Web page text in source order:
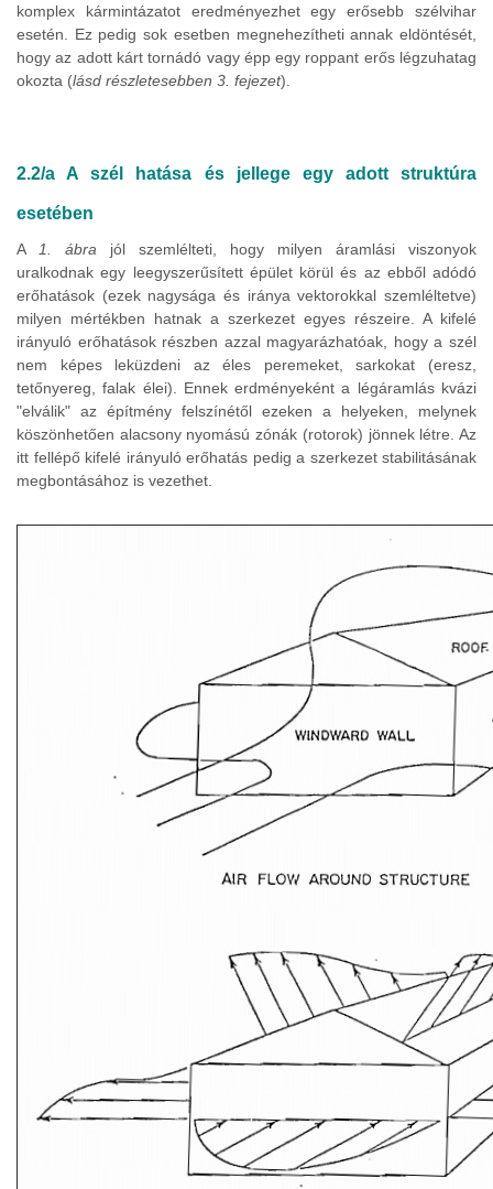
komplex kármintázatot eredményezhet egy erősebb szélvihar
esetén. Ez pedig sok esetben megnehezítheti annak eldöntését,
hogy az adott kárt tornádó vagy épp egy roppant erős légzuhatag
okozta (lásd részletesebben 3. fejezet).
2.2/a A szél hatása és jellege egy adott struktúra
esetében
A 1. ábra jól szemlélteti, hogy milyen áramlási viszonyok
uralkodnak egy leegyszerűsített épület körül és az ebből adódó
erőhatások (ezek nagysága és iránya vektorokkal szemléltetve)
milyen mértékben hatnak a szerkezet egyes részeire. A kifelé
irányuló erőhatások részben azzal magyarázhatóak, hogy a szél
nem képes leküzdeni az éles peremeket, sarkokat (eresz,
tetőnyereg, falak élei). Ennek erdményeként a légáramlás kvázi
"elválik" az építmény felszínétől ezeken a helyeken, melynek
köszönhetően alacsony nyomású zónák (rotorok) jönnek létre. Az
itt fellépő kifelé irányuló erőhatás pedig a szerkezet stabilitásának
megbontásához is vezethet.